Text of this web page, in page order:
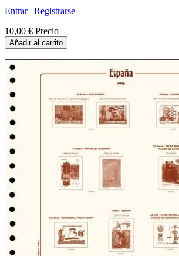
Entrar| Registrarse
10,00 € Precio
Añadir al carrito